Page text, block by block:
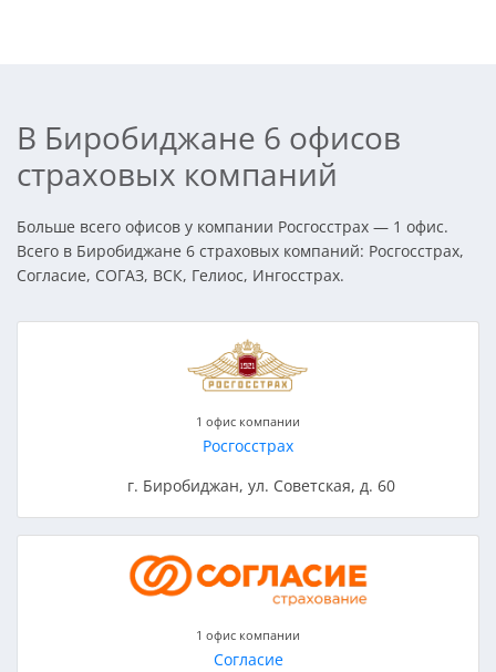
В Биробиджане 6 офисов
страховых компаний
Больше всего офисов у компании Росгосстрах — 1 офис.
Всего в Биробиджане 6 страховых компаний: Росгосстрах,
Согласие, СОГАЗ, ВСК, Гелиос, Ингосстрах.
1 офис компании
Росгосстрах
г. Биробиджан, ул. Советская, д. 60
1 офис компании
Согласие